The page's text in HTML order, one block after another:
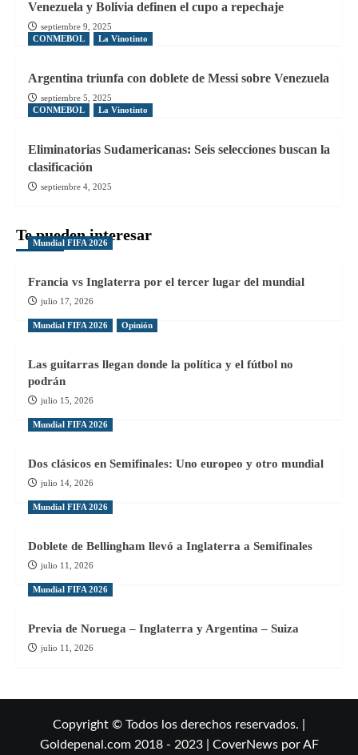
Venezuela y Bolivia definen el cupo a repechaje
septiembre 9, 2025
CONMEBOL
La Vinotinto
Argentina triunfa con doblete de Messi sobre Venezuela
septiembre 5, 2025
CONMEBOL
La Vinotinto
Eliminatorias Sudamericanas: Seis selecciones buscan la
clasificación
septiembre 4, 2025
Te pueden interesar
Mundial FIFA 2026
Francia vs Inglaterra por el tercer lugar del mundial
julio 17, 2026
Mundial FIFA 2026 Opinión
Las guitarras llegan donde la política y el fútbol no
podrán
julio 15, 2026
Mundial FIFA 2026
Dos clásicos en Semifinales: Uno europeo y otro mundial
julio 14, 2026
Mundial FIFA 2026
Doblete de Bellingham llevó a Inglaterra a Semifinales
julio 11, 2026
Mundial FIFA 2026
Previa de Noruega – Inglaterra y Argentina – Suiza
julio 11, 2026
Copyright © Todos los derechos reservados. |
Goldepenal.com 2018 - 2023
CoverNewspor AF